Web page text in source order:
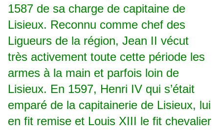
1587 de sa charge de capitaine de
Lisieux. Reconnu comme chef des
Ligueurs de la région, Jean II vécut
très activement toute cette période les
armes à la main et parfois loin de
Lisieux. En 1597, Henri IV qui s’était
emparé de la capitainerie de Lisieux, lui
en fit remise et Louis XIII le fit chevalier